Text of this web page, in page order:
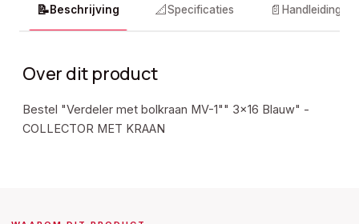
📝Beschrijving 📐Specificaties 📄 Handleidingen
Over dit product
Bestel "Verdeler met bolkraan MV-1"" 3x16 Blauw" -
COLLECTOR MET KRAAN